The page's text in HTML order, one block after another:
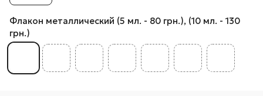
Флакон металлический (5 мл. - 80 грн.), (10 мл. - 130
грн.)